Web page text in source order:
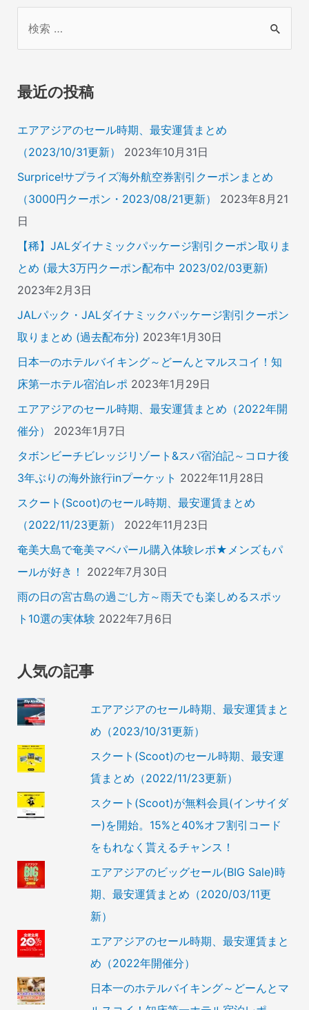
象
最近の投稿
エアアジアのセール時期、最安運賃まとめ
（2023/10/31更新）
2023年10月31日
Surprice!サプライズ海外航空券割引クーポンまとめ
（3000円クーポン・2023/08/21更新）
2023年8月21
日
【稀】JALダイナミックパッケージ割引クーポン取りま
とめ (最大3万円クーポン配布中 2023/02/03更新)
2023年2月3日
JALパック・JALダイナミックパッケージ割引クーポン
取りまとめ (過去配布分) 2023年1月30日
日本一のホテルバイキング～どーんとマルスコイ！知
床第一ホテル宿泊レポ 2023年1月29日
エアアジアのセール時期、最安運賃まとめ（2022年開
催分）
2023年1月7日
タボンビーチビレッジリゾート&スパ宿泊記～コロナ後
3年ぶりの海外旅行inプーケット 2022年11月28日
スクート(Scoot)のセール時期、最安運賃まとめ
（2022/11/23更新）
2022年11月23日
奄美大島で奄美マベパール購入体験レポ★メンズもパ
ールが好き！
2022年7月30日
雨の日の宮古島の過ごし方～雨天でも楽しめるスポッ
ト10選の実体験 2022年7月6日
人気の記事
エアアジアのセール時期、最安運賃まと
め（2023/10/31更新）
スクート(Scoot)のセール時期、最安運
賃まとめ（2022/11/23更新）
スクート(Scoot)が無料会員(インサイダ
ー)を開始。15%と40%オフ割引コード
をもれなく貰えるチャンス！
エアアジアのビッグセール(BIG Sale)時
期、最安運賃まとめ（2020/03/11更
新）
エアアジアのセール時期、最安運賃まと
め（2022年開催分）
日本一のホテルバイキング～どーんとマ